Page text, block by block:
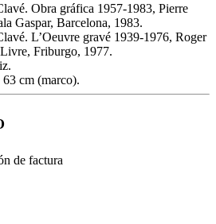
Obra gráfica 1957-1983, Pierre
Gaspar, Barcelona, 1983.
L’Oeuvre gravé 1939-1976, Roger
Friburgo, 1977.
cm (marco).
de factura